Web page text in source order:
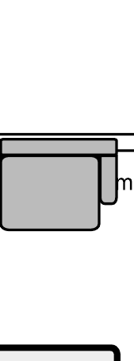
u:
van een
uw use case.